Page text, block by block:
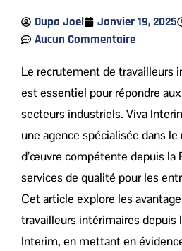
Dupa Joel Janvier 19, 2025
Aucun Commentaire
Le recrutement de travailleurs
est essentiel pour répondre
secteurs industriels. Viva
une agence spécialisée dans
d’œuvre compétente depuis la
services de qualité pour les
Cet article explore les
travailleurs intérimaires depuis
Interim, en mettant en